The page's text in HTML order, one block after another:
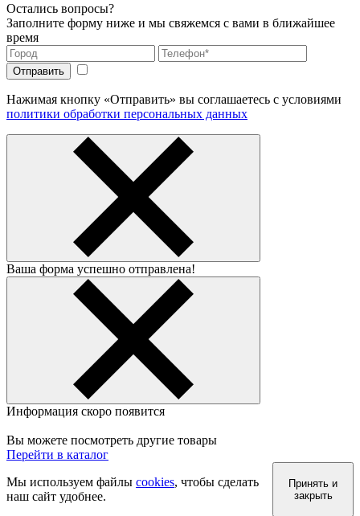
Остались вопросы?
Заполните форму ниже и мы свяжемся с вами в ближайшее
время
Нажимая кнопку «Отправить» вы соглашаетесь с условиями
политики обработки персональных данных
Ваша форма успешно отправлена!
Информация скоро появится
Вы можете посмотреть другие товары
Перейти в каталог
Мы используем файлы cookies, чтобы сделать
наш сайт удобнее.
Принять и
закрыть